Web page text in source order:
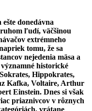
donedávna
ľudí, väčšinou
extrémneho
tomu, že sa
nejedenia mäsa a
historické
Hippokrates,
Kafka, Voltaire, Arthur
Einstein. Dnes si však
priaznivcov v rôznych
vrátane